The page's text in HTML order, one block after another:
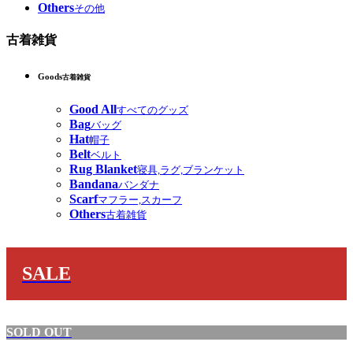
Othersその他
古着雑貨
Goods古着雑貨
Good Allすべてのグッズ
Bagバッグ
Hat帽子
Beltベルト
Rug Blanket寝具,ラグ,ブランケット
Bandanaバンダナ
Scarfマフラー,スカーフ
Others古着雑貨
SALE
SOLD OUT